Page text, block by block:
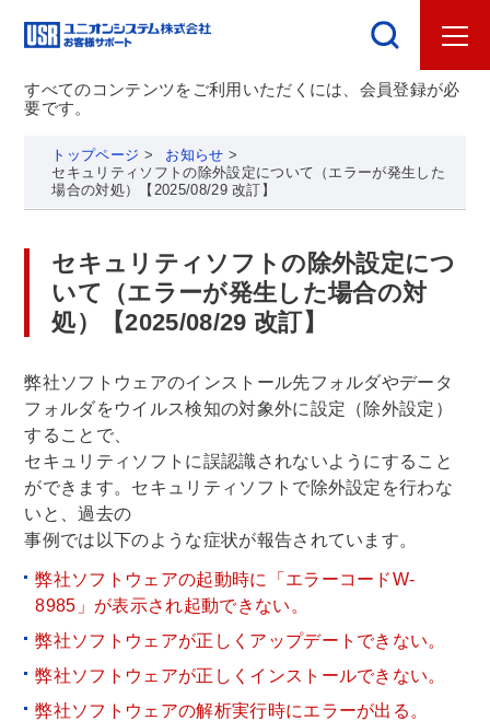
すべてのコンテンツをご利用いただくには、会員登録が必
要です。
トップページ > お知らせ >
セキュリティソフトの除外設定について（エラーが発生した
場合の対処）【2025/08/29 改訂】
セキュリティソフトの除外設定につ
いて（エラーが発生した場合の対
処）【2025/08/29 改訂】
弊社ソフトウェアのインストール先フォルダやデータ
フォルダをウイルス検知の対象外に設定（除外設定）
することで、
セキュリティソフトに誤認識されないようにすること
ができます。セキュリティソフトで除外設定を行わな
いと、過去の
事例では以下のような症状が報告されています。
弊社ソフトウェアの起動時に「エラーコードW-
8985」が表示され起動できない。
弊社ソフトウェアが正しくアップデートできない。
弊社ソフトウェアが正しくインストールできない。
弊社ソフトウェアの解析実行時にエラーが出る。